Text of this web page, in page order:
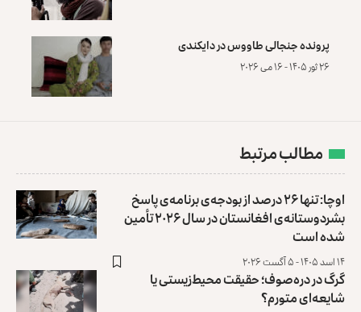
پرونده‌ جنجالی طاووس در دایکندی
۲۶ ثور ۱۴۰۵ - ۱۶ می ۲۰۲۶
مطالب مرتبط
اوچا: تنها ۲۶ درصد از بودجه‌ی برنامه‌ی پاسخ
بشردوستانه‌ی افغانستان در سال ۲۰۲۶ تأمین
شده است
۱۴ اسد ۱۴۰۵ - ۵ آگست ۲۰۲۶
گرگ در دره‌صوف؛ حقیقت محیط‌‌زیستی یا
شایعه‌ای متورم؟